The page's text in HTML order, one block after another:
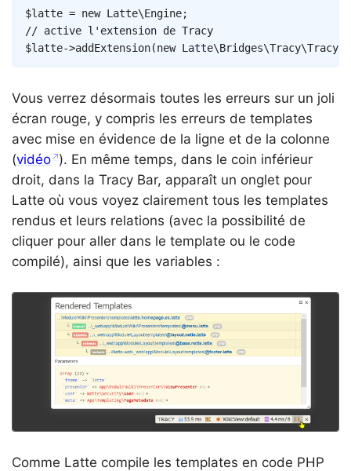
$latte = new Latte\Engine;
// active l'extension de Tracy
$latte->addExtension(new Latte\Bridges\Tracy\
Vous verrez désormais toutes les erreurs sur un joli
écran rouge, y compris les erreurs de templates
avec mise en évidence de la ligne et de la colonne
(vidéo ). En même temps, dans le coin inférieur
droit, dans la Tracy Bar, apparaît un onglet pour
Latte où vous voyez clairement tous les templates
rendus et leurs relations (avec la possibilité de
cliquer pour aller dans le template ou le code
compilé), ainsi que les variables :
Comme Latte compile les templates en code PHP